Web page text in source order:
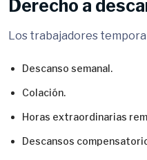
Derecho a
Los trabajadores
Descanso semanal.
Colación.
Horas extraordinarias
Descansos